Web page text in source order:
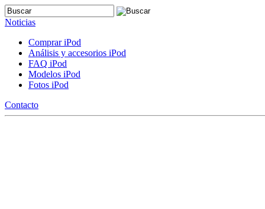
Noticias
Comprar iPod
Análisis y accesorios iPod
FAQ iPod
Modelos iPod
Fotos iPod
Contacto